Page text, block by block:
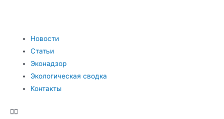
Новости
Статьи
Эконадзор
Экологическая сводка
Контакты